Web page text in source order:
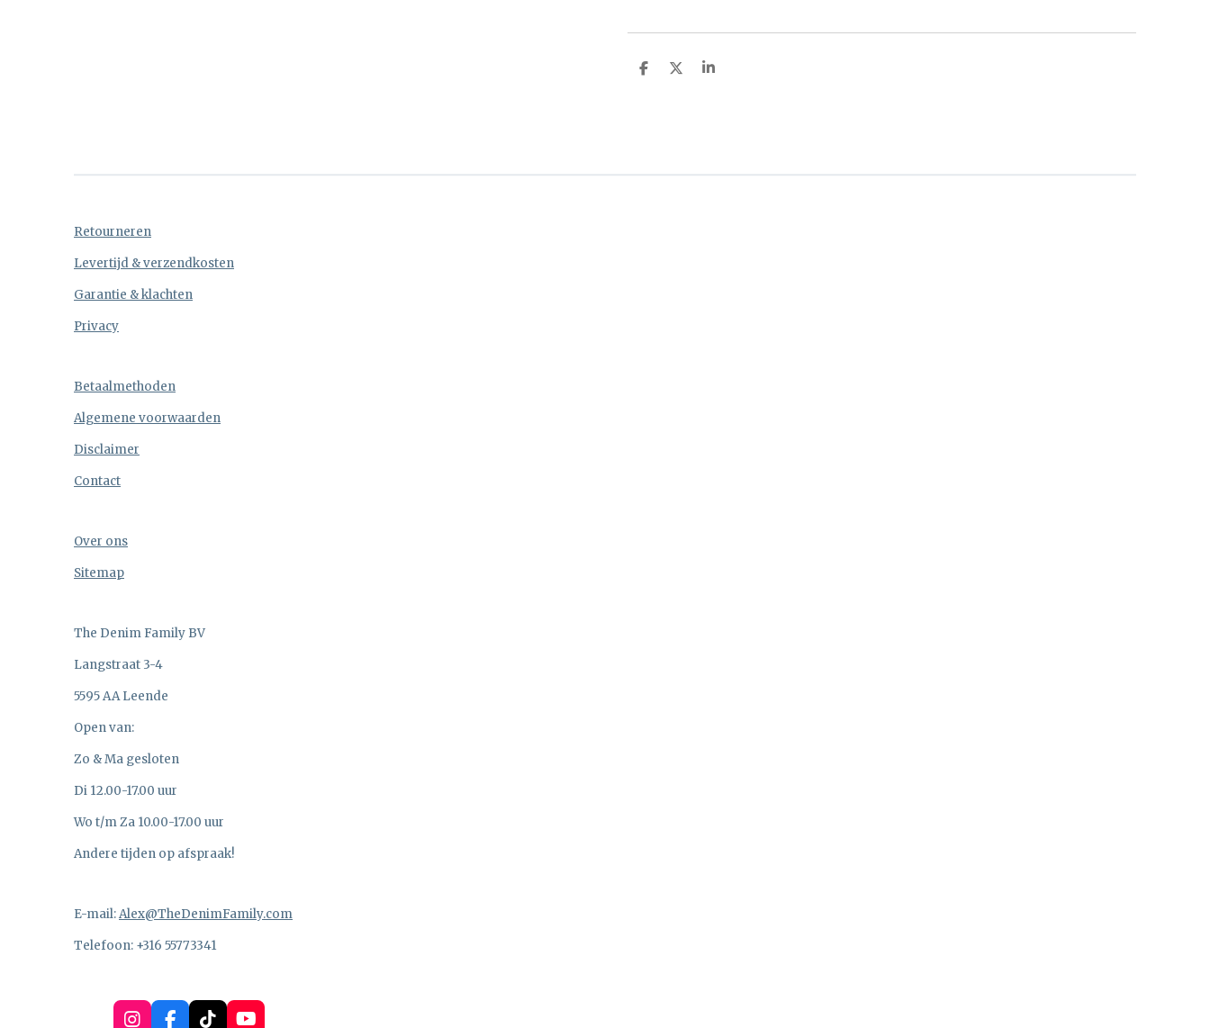
D
D
S
Retourneren
Levertijd & verzendkosten
Garantie & klachten
Privacy
Betaalmethoden
Algemene voorwaarden
Disclaimer
Contact
Over ons
Sitemap
The Denim Family BV
Langstraat 3-4
5595 AA Leende
Open van:
Zo & Ma gesloten
Di 12.00-17.00 uur
Wo t/m Za 10.00-17.00 uur
Andere tijden op afspraak!
E-mail:Alex@TheDenimFamily.com
Telefoon: +316 55773341